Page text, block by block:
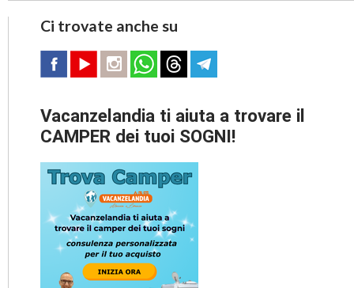
Ci trovate anche su
Vacanzelandia ti aiuta a trovare il
CAMPER dei tuoi SOGNI!